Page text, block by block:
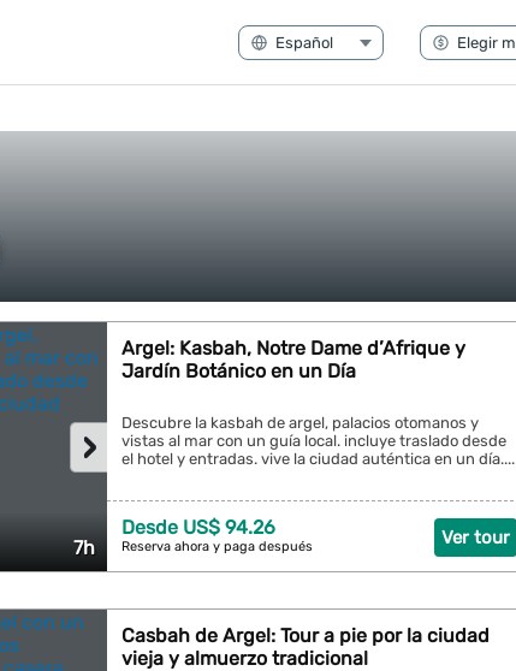
7h
›
Argel: Kasbah, Notre Dame d’Afrique y
Jardín Botánico en un Día
Descubre la kasbah de argel, palacios otomanos y
vistas al mar con un guía local. incluye traslado desde
el hotel y entradas. vive la ciudad auténtica en un día....
Ver tour
Desde US$ 94.26
Reserva ahora y paga después
Casbah de Argel: Tour a pie por la ciudad
vieja y almuerzo tradicional